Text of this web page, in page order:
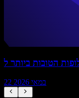
22 במאי 2026